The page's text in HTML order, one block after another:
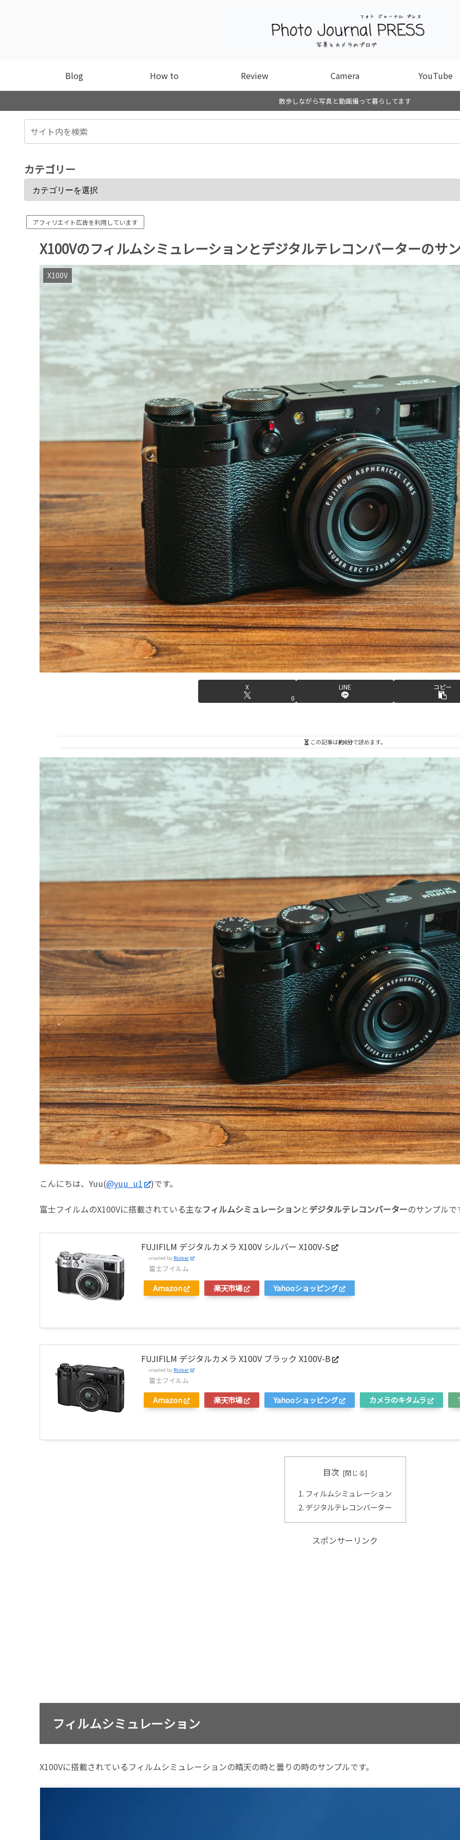
Blog How to Review Camera YouTube
散歩しながら写真と動画撮って暮らしてます
カテゴリー
アフィリエイト広告を利用しています
X100Vのフィルムシミュレーションとデジタルテレコンバーターのサ
X100V
X
0
LINE コピー
この記事は約6分で読めます。
こんにちは、Yuu(@yuu_u1 )です。
富士フイルムのX100Vに搭載されている主なフィルムシミュレーションとデジタルテレコンバーターのサンプルで
FUJIFILM デジタルカメラ X100V シルバー X100V-S
created by Rinker
富士フイルム
Amazon 楽天市場 Yahooショッピング
FUJIFILM デジタルカメラ X100V ブラック X100V-B
created by Rinker
富士フイルム
Amazon 楽天市場 Yahooショッピング カメラのキタムラ
目次
フィルムシミュレーション
デジタルテレコンバーター
スポンサーリンク
フィルムシミュレーション
X100Vに搭載されているフィルムシミュレーションの晴天の時と曇りの時のサンプルです。